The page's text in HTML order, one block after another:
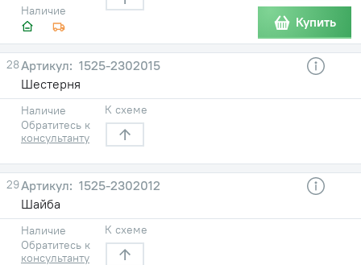
Наличие
Купить
28
1525-2302015
Шестерня
Наличие
Обратитесь к
консультанту
К схеме
29
1525-2302012
Шайба
Наличие
Обратитесь к
консультанту
К схеме